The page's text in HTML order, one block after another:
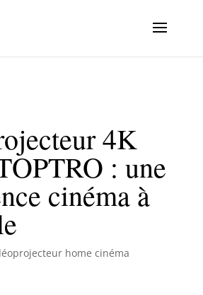
4K
: une
cinéma à
home cinéma